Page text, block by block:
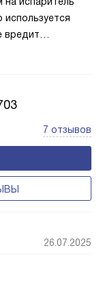
вредит
7 отзывов
26.07.2025